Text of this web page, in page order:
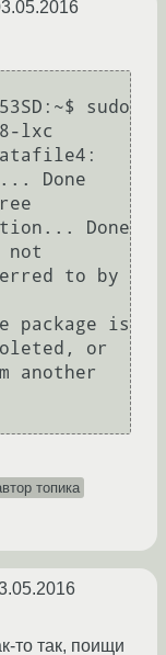
sudo
lxc
Done
tree
Done
not
to by
package is
or
another
топика
то так, поищи